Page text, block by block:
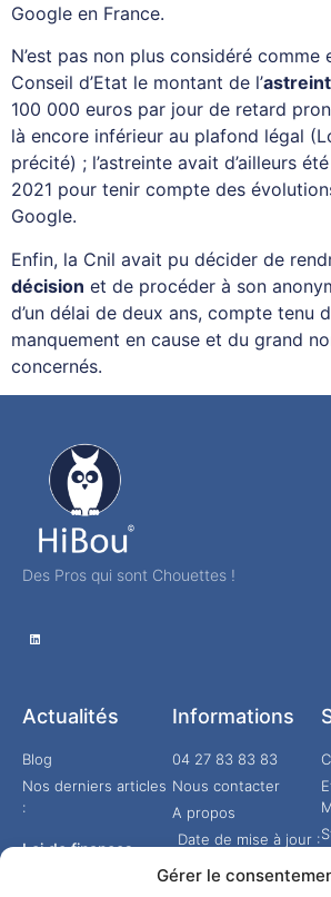
Gérer le
Google en France.
N’est pas non plus considéré comme
Conseil d’Etat le montant de l’
100 000 euros par jour de retard
là encore inférieur au plafond légal
précité) ; l’astreinte avait d’ailleurs
2021 pour tenir compte des
Google.
Enfin, la Cnil avait pu décider de
décision et de procéder à son
d’un délai de deux ans, compte tenu
manquement en cause et du grand
concernés.
Des Pros qui sont Chouettes !
Actualités
Blog
Nos derniers articles
:
Loi de finances
Informations
04 27 83 83 83
Nous contacter
A propos
Date de mise à jour :